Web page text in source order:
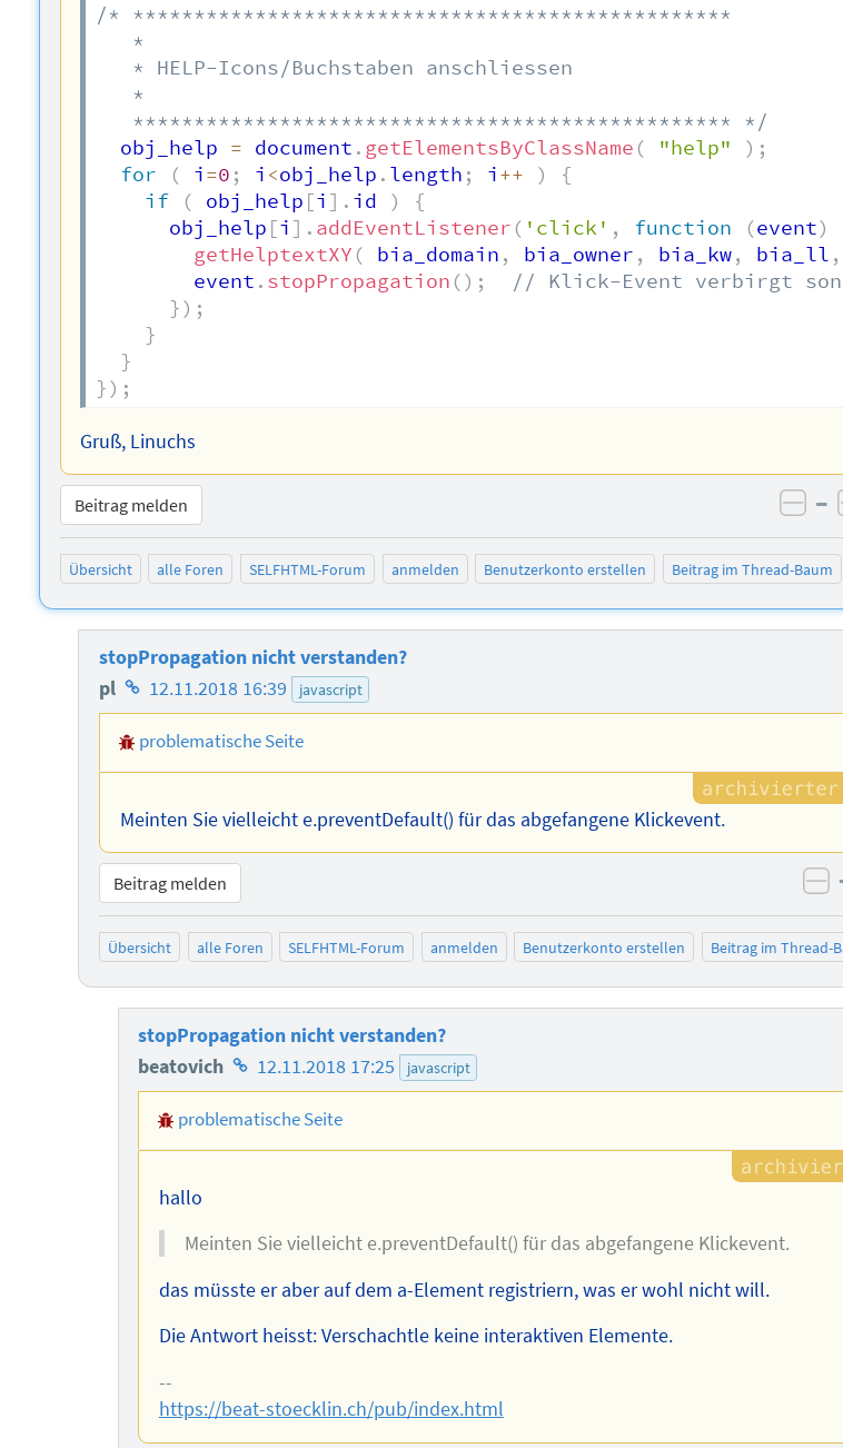
/* *************************************************
   *
   * HELP-Icons/Buchstaben anschliessen
   *
   ************************************************* */
  obj_help
= document . getElementsByClassName ( "help" ) ;
for
( i=0 ; i <obj_help . length ; i++ )
{
if
( obj_help [i ] . id )
{
      obj_help
[i ] . addEventListener ( 'click' , function (event)
getHelptextXY ( bia_domain , bia_owner , bia_kw, bia_ll ,
        event
. stopPropagation () ;
// Klick-Event verbirgt
}) ;
}
}
}) ;
Gruß, Linuchs
Beitrag melden –
Übersicht alle Foren SELFHTML-Forum anmelden Benutzerkonto erstellen Beitrag im Thread-Baum
stopPropagation nicht verstanden?
pl Homepage
des
Autors
12.11.2018 16:39 javascript
problematische Seite
Meinten Sie vielleicht e.preventDefault() für das abgefangene Klickevent.
Beitrag melden
Übersicht alle Foren SELFHTML-Forum anmelden Benutzerkonto erstellen Beitrag im Thread-
stopPropagation nicht verstanden?
beatovich Homepage
des
Autors
12.11.2018 17:25 javascript
problematische Seite
hallo
Meinten Sie vielleicht e.preventDefault() für das abgefangene Klickevent.
das müsste er aber auf dem a-Element registriern, was er wohl nicht will.
Die Antwort heisst: Verschachtle keine interaktiven Elemente.
--
https://beat-stoecklin.ch/pub/index.html